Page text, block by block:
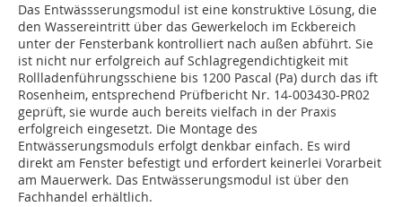
Das Entwässserungsmodul ist eine konstruktive Lösung, die
den Wassereintritt über das Gewerkeloch im Eckbereich
unter der Fensterbank kontrolliert nach außen abführt. Sie
ist nicht nur erfolgreich auf Schlagregendichtigkeit mit
Rollladenführungsschiene bis 1200 Pascal (Pa) durch das ift
Rosenheim, entsprechend Prüfbericht Nr. 14-003430-PR02
geprüft, sie wurde auch bereits vielfach in der Praxis
erfolgreich eingesetzt. Die Montage des
Entwässerungsmoduls erfolgt denkbar einfach. Es wird
direkt am Fenster befestigt und erfordert keinerlei Vorarbeit
am Mauerwerk. Das Entwässerungsmodul ist über den
Fachhandel erhältlich.